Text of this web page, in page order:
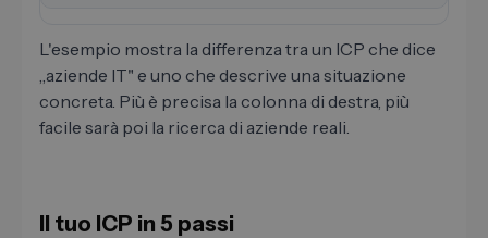
L'esempio mostra la differenza tra un ICP che dice
„aziende IT" e uno che descrive una situazione
concreta. Più è precisa la colonna di destra, più
facile sarà poi la ricerca di aziende reali.
Il tuo ICP in 5 passi